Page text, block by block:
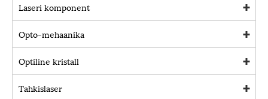
Laseri komponent
Opto-mehaanika
Optiline kristall
Tahkislaser